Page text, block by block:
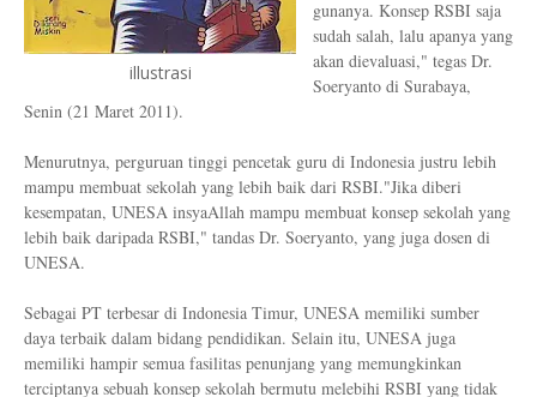
illustrasi
gunanya. Konsep RSBI saja
sudah salah, lalu apanya yang
akan dievaluasi," tegas Dr.
Soeryanto di Surabaya,
Senin (21 Maret 2011).
Menurutnya, perguruan tinggi pencetak guru di Indonesia justru lebih
mampu membuat sekolah yang lebih baik dari RSBI."Jika diberi
kesempatan, UNESA insyaAllah mampu membuat konsep sekolah yang
lebih baik daripada RSBI," tandas Dr. Soeryanto, yang juga dosen di
UNESA.
Sebagai PT terbesar di Indonesia Timur, UNESA memiliki sumber
daya terbaik dalam bidang pendidikan. Selain itu, UNESA juga
memiliki hampir semua fasilitas penunjang yang memungkinkan
terciptanya sebuah konsep sekolah bermutu melebihi RSBI yang tidak